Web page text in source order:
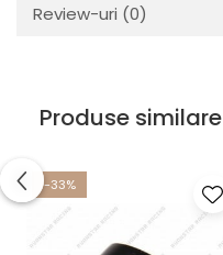
Review-uri (0)
Produse similare
-33%